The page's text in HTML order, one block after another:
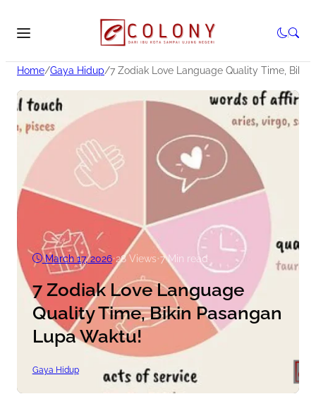
Home/Gaya Hidup/7 Zodiak Love Language Quality Time, Bikin
March 17, 2026•28Views•7 Min read
7 Zodiak Love Language
Quality Time, Bikin Pasangan
Lupa Waktu!
Gaya Hidup